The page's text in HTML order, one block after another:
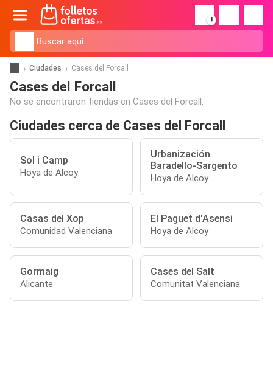
!
Ciudades Cases del Forcall
Cases del Forcall
No se encontraron tiendas en Cases del Forcall.
Ciudades cerca de Cases del Forcall
Sol i Camp
Hoya de Alcoy
Urbanización
Baradello-Sargento
Hoya de Alcoy
Casas del Xop
Comunidad Valenciana
El Paguet d'Asensi
Hoya de Alcoy
Gormaig
Alicante
Cases del Salt
Comunitat Valenciana